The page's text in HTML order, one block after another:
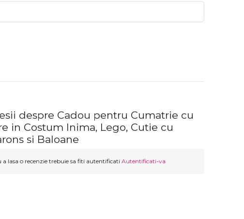
despre Cadou pentru Cumatrie cu
in Costum Inima, Lego, Cutie cu
si Baloane
a lasa o recenzie trebuie sa fiti autentificati Autentificati-va